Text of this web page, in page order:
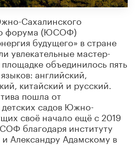
Сахалинского
форума (ЮСОФ)
будущего» в стране
увлекательные мастер-
объединилось пять
английский,
китайский и русский.
пошла от
садов Южно-
своё начало ещё с 2019
благодаря институту
Александру Адамскому в